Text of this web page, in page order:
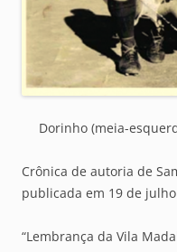
Dorinho (meia-
Crônica de autoria de
publicada em 19 de
“Lembrança da Vila